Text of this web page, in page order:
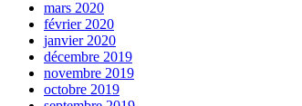
mars 2020
février 2020
janvier 2020
décembre 2019
novembre 2019
octobre 2019